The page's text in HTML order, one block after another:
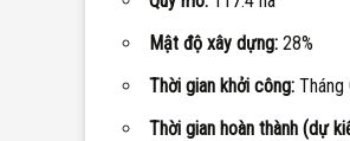
Mật độ xây dựng: 28%
Thời gian khởi công:
Thời gian hoàn thành (dự